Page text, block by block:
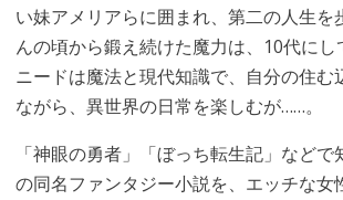
い妹アメリアらに囲まれ、第二の人生を
んの頃から鍛え続けた魔力は、10代に
ニードは魔法と現代知識で、自分の住む
ながら、異世界の日常を楽しむが……。
「神眼の勇者」「ぼっち転生記」などで
の同名ファンタジー小説を、エッチな女